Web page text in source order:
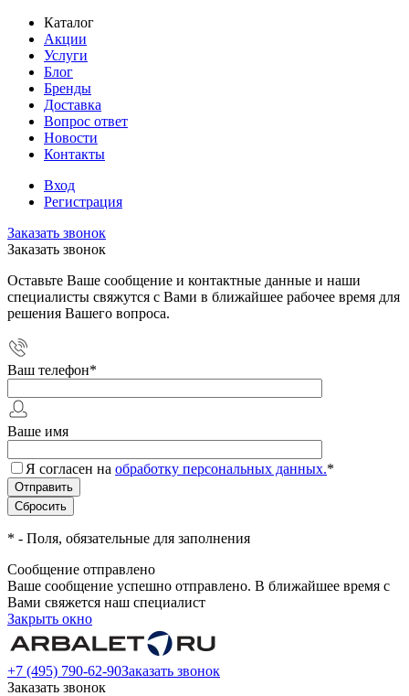
Каталог
Акции
Услуги
Блог
Бренды
Доставка
Вопрос ответ
Новости
Контакты
Вход
Регистрация
Заказать звонок
Заказать звонок
Оставьте Ваше сообщение и контактные данные и наши
специалисты свяжутся с Вами в ближайшее рабочее время для
решения Вашего вопроса.
Ваш телефон*
Ваше имя
Я согласен на обработку персональных данных.*
* - Поля, обязательные для заполнения
Сообщение отправлено
Ваше сообщение успешно отправлено. В ближайшее время с
Вами свяжется наш специалист
Закрыть окно
+7 (495) 790-62-90Заказать звонок
Заказать звонок